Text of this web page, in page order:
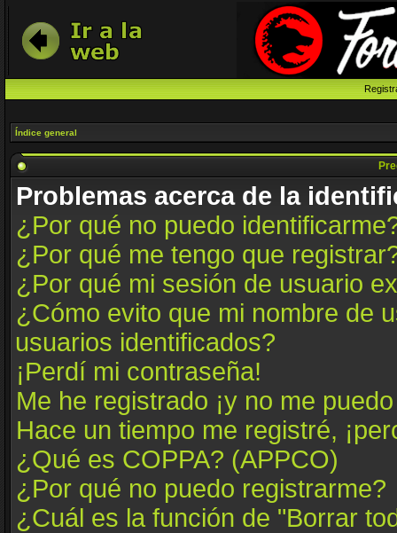
Índice general
Problemas acerca de la
¿Por qué no puedo
¿Por qué me tengo que
¿Por qué mi sesión de usuario
¿Cómo evito que mi nombre de
usuarios identificados?
¡Perdí mi contraseña!
Me he registrado ¡y no me
Hace un tiempo me registré,
¿Qué es COPPA? (APPCO)
¿Por qué no puedo registrarme?
¿Cuál es la función de "Borrar